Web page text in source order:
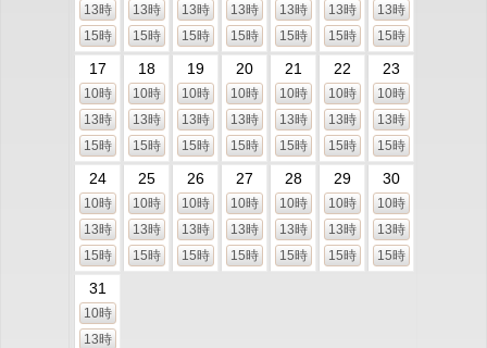
13時
15時
13時
15時
13時
15時
13時
15時
13時
15時
13時
15時
13時
15時
17
10時
13時
15時
18
10時
13時
15時
19
10時
13時
15時
20
10時
13時
15時
21
10時
13時
15時
22
10時
13時
15時
23
10時
13時
15時
24
10時
13時
15時
25
10時
13時
15時
26
10時
13時
15時
27
10時
13時
15時
28
10時
13時
15時
29
10時
13時
15時
30
10時
13時
15時
31
10時
13時